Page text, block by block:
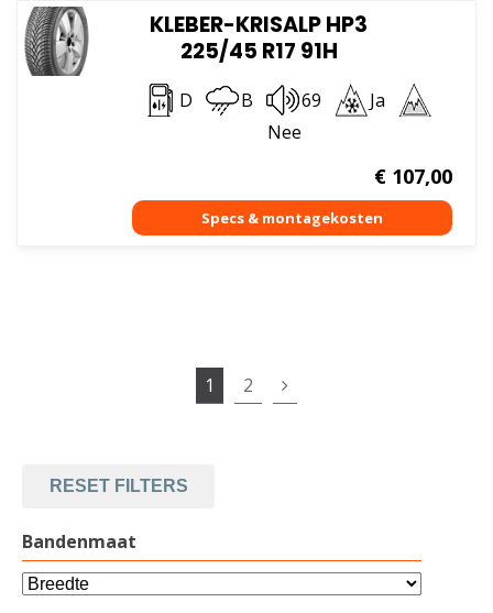
KLEBER-KRISALP HP3
225/45 R17 91H
D B 69
Ja
Nee
€107,00
1 2
RESET FILTERS
Bandenmaat